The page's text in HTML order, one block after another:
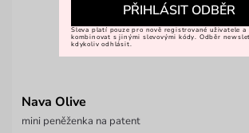
Nava Olive
mini peněženka na patent
PŘIHLÁSIT ODBĚR
Sleva platí pouze pro nově registrované uživatele a
kombinovat s jinými slevovými kódy. Odběr
kdykoliv odhlásit.